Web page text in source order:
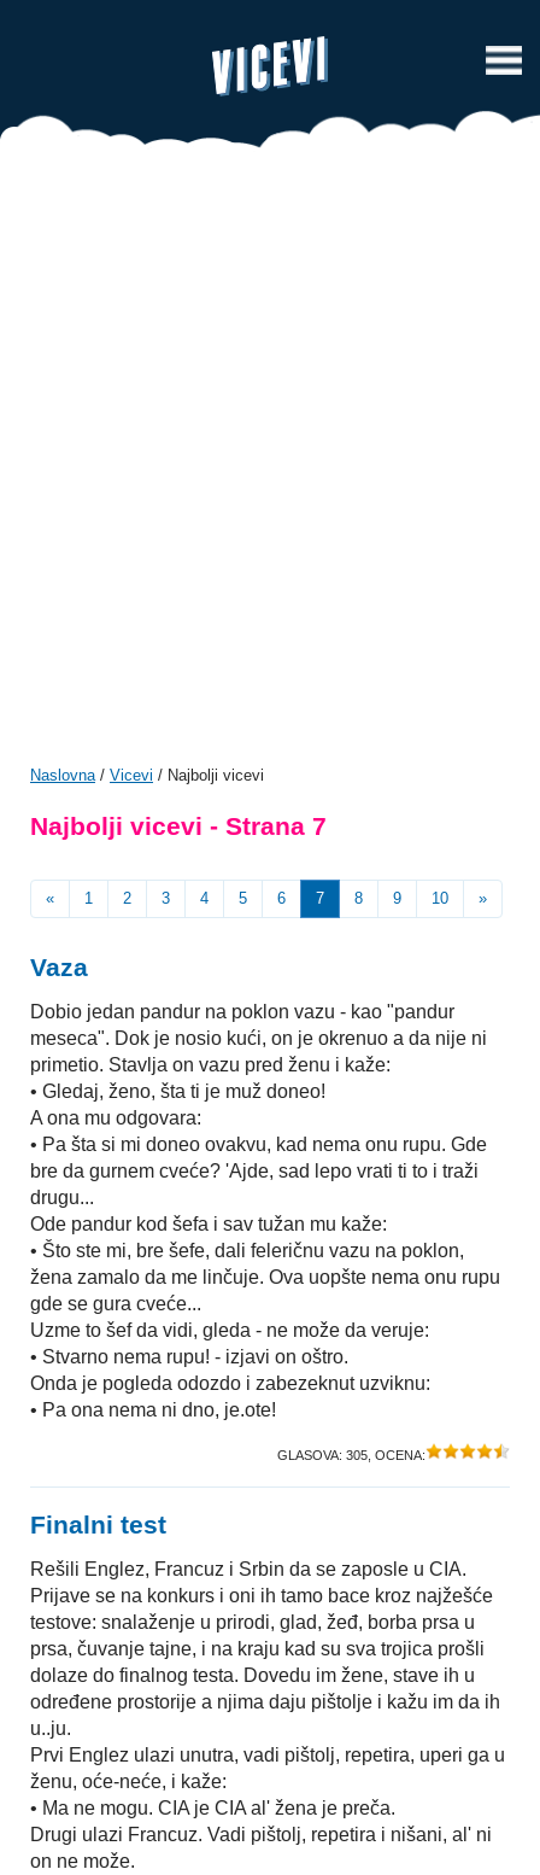
Naslovna/ Vicevi / Najbolji vicevi
Najbolji vicevi - Strana 7
« 1 2 3 4 5 6 7 8 9 10 »
Vaza
Dobio jedan pandur na poklon vazu - kao "pandur
meseca". Dok je nosio kući, on je okrenuo a da nije ni
primetio. Stavlja on vazu pred ženu i kaže:
• Gledaj, ženo, šta ti je muž doneo!
A ona mu odgovara:
• Pa šta si mi doneo ovakvu, kad nema onu rupu. Gde
bre da gurnem cveće? 'Ajde, sad lepo vrati ti to i traži
drugu...
Ode pandur kod šefa i sav tužan mu kaže:
• Što ste mi, bre šefe, dali feleričnu vazu na poklon,
žena zamalo da me linčuje. Ova uopšte nema onu rupu
gde se gura cveće...
Uzme to šef da vidi, gleda - ne može da veruje:
• Stvarno nema rupu! - izjavi on oštro.
Onda je pogleda odozdo i zabezeknut uzviknu:
• Pa ona nema ni dno, je.ote!
GLASOVA: 305 , OCENA:
Finalni test
Rešili Englez, Francuz i Srbin da se zaposle u CIA.
Prijave se na konkurs i oni ih tamo bace kroz najžešće
testove: snalaženje u prirodi, glad, žeđ, borba prsa u
prsa, čuvanje tajne, i na kraju kad su sva trojica prošli
dolaze do finalnog testa. Dovedu im žene, stave ih u
određene prostorije a njima daju pištolje i kažu im da ih
u..ju.
Prvi Englez ulazi unutra, vadi pištolj, repetira, uperi ga u
ženu, oće-neće, i kaže:
• Ma ne mogu. CIA je CIA al' žena je preča.
Drugi ulazi Francuz. Vadi pištolj, repetira i nišani, al' ni
on ne može.